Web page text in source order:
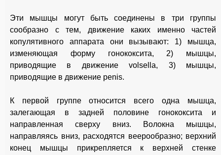
Эти мышцы могут быть соединены в три группы
сообразно с тем, движение каких именно частей
копулятивного аппарата они вызывают: 1) мышца,
изменяющая форму гонококсита, 2) мышцы,
приводящие в движение volsella, 3) мышцы,
приводящие в движение penis.
К первой группе относится всего одна мышца,
залегающая в задней половине гонококсита и
направленная сверху вниз. Волокна мышцы,
направляясь вниз, расходятся веерообразно; верхний
конец мышцы прикрепляется к верхней стенке